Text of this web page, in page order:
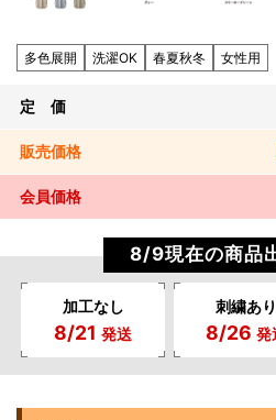
多色展開 洗濯OK 春夏秋冬 女性用
定 価
販売価格
会員価格
8/9現在の商品
加工なし
8/21 発送
刺繍あり
8/26 発